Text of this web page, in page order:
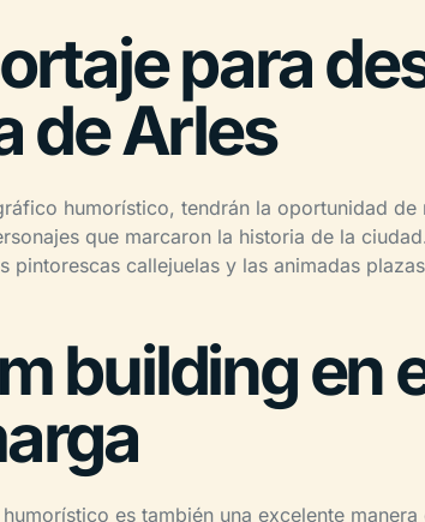
para
de Arles
humorístico, tendrán la oportunidad
que marcaron la historia de la
pintorescas callejuelas y las animadas
building en
es también una excelente